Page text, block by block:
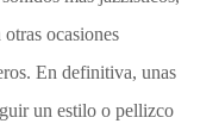
ocasiones
En definitiva, unas
un estilo o pellizco